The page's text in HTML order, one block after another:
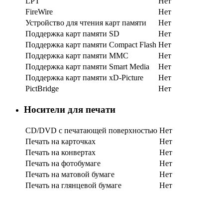
FireWire
Нет
Устройство для чтения карт памяти
Нет
Поддержка карт памяти SD
Нет
Поддержка карт памяти Compact Flash Нет
Поддержка карт памяти MMC
Нет
Поддержка карт памяти Smart Media
Нет
Поддержка карт памяти xD-Picture
Нет
PictBridge
Нет
Носители для печати
CD/DVD с печатающей поверхностью Нет
Печать на карточках
Нет
Печать на конвертах
Нет
Печать на фотобумаге
Нет
Печать на матовой бумаге
Нет
Печать на глянцевой бумаге
Нет